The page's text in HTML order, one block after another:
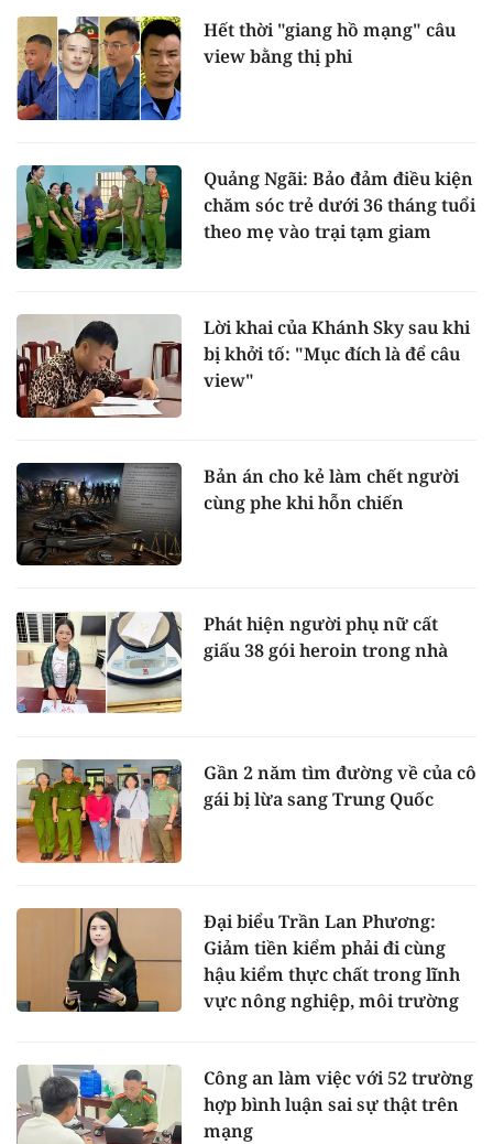
Hết thời "giang hồ mạng" câu
view bằng thị phi
Quảng Ngãi: Bảo đảm điều kiện
chăm sóc trẻ dưới 36 tháng tuổi
theo mẹ vào trại tạm giam
Lời khai của Khánh Sky sau khi
bị khởi tố: "Mục đích là để câu
view"
Bản án cho kẻ làm chết người
cùng phe khi hỗn chiến
Phát hiện người phụ nữ cất
giấu 38 gói heroin trong nhà
Gần 2 năm tìm đường về của cô
gái bị lừa sang Trung Quốc
Đại biểu Trần Lan Phương:
Giảm tiền kiểm phải đi cùng
hậu kiểm thực chất trong lĩnh
vực nông nghiệp, môi trường
Công an làm việc với 52 trường
hợp bình luận sai sự thật trên
mạng